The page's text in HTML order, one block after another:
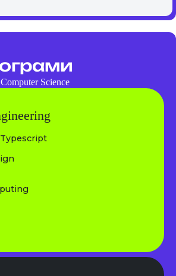
Science